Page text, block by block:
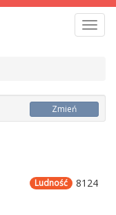
Zmień
8124
Ludność